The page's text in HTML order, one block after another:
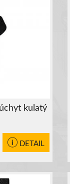
kulatý
DETAIL